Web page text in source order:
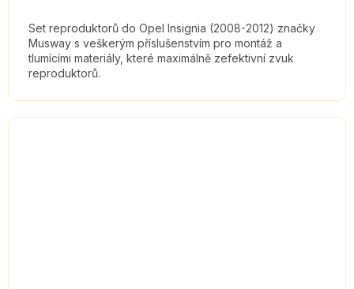
Set reproduktorů do Opel Insignia (2008-2012) značky
Musway s veškerým příslušenstvím pro montáž a
tlumícími materiály, které maximálně zefektivní zvuk
reproduktorů.